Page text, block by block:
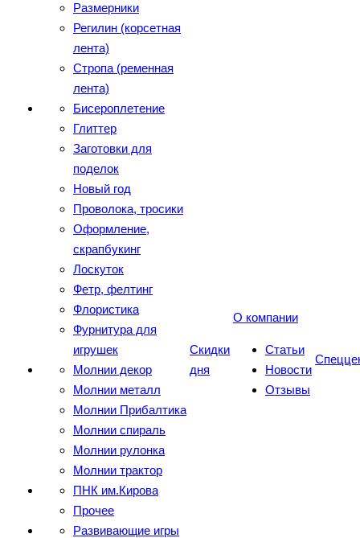
Размерники
Регилин (корсетная
лента)
Стропа (ременная
лента)
Бисероплетение
Глиттер
Заготовки для
поделок
Новый год
Проволока, тросики
Оформление,
скрапбукинг
Лоскуток
Фетр, фелтинг
Флористика
Фурнитура для
игрушек
Молнии декор
Молнии металл
Молнии Прибалтика
Молнии спираль
Молнии рулонка
Молнии трактор
ПНК им.Кирова
Прочее
Развивающие игры
Скидки
дня
О компании
Статьи
Новости
Отзывы